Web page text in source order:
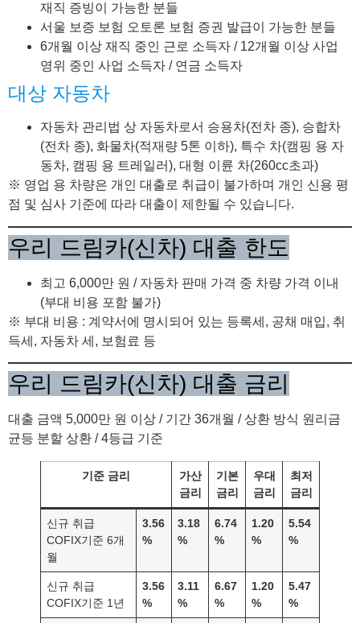
재직 증빙이 가능한 분들
서울 보증 보험 오토론 보험 증권 발급이 가능한 분들
6개월 이상 재직 중인 근로 소득자 / 12개월 이상 사업
영위 중인 사업 소득자 / 연금 소득자
대상 자동차
자동차 관리법 상 자동차로서 승용차(전차 종), 승합차
(전차 종), 화물차(적재량 5톤 이하), 특수 차(캠핑 용 자
동차, 캠핑 용 트레일러), 대형 이륜 차(260cc초과)
※ 영업 용 차량은 개인 대출로 취급이 불가하며 개인 신용 평
점 및 심사 기준에 따라 대출이 제한될 수 있습니다.
우리 드림카(신차) 대출 한도
최고 6,000만 원 / 자동차 판매 가격 중 차량 가격 이내
(부대 비용 포함 불가)
※ 부대 비용 : 계약서에 명시되어 있는 등록세, 공채 매입, 취
득세, 자동차 세, 보험료 등
우리 드림카(신차) 대출 금리
대출 금액 5,000만 원 이상 / 기간 36개월 / 상환 방식 원리금
균등 분할 상환 / 4등급 기준
기준 금리
가산
금리
기본
금리
우대
금리
최저
금리
신규 취급
COFIX기준 6개
월
3.56
%
3.18
%
6.74
%
1.20
%
5.54
%
신규 취급
COFIX기준 1년
3.56
%
3.11
%
6.67
%
1.20
%
5.47
%